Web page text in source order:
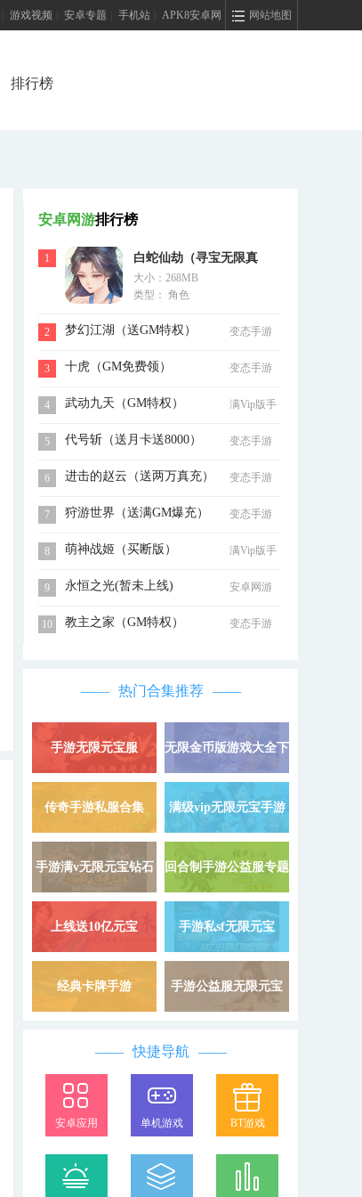
网站地图
游戏视频 安卓专题 手机站 APK8安卓网
排行榜
安卓网游排行榜
1
白蛇仙劫（寻宝无限真
充）
大小：268MB
类型： 角色
2 梦幻江湖（送GM特权） 变态手游
3 十虎（GM免费领） 变态手游
4 武动九天（GM特权）
满Vip版手
5
代号斩（送月卡送8000） 变态手游
6 进击的赵云（送两万真充） 变态手游
7 狩游世界（送满GM爆充） 变态手游
8 萌神战姬（买断版）
满Vip版手
9
永恒之光(暂未上线) 安卓网游
10 教主之家（GM特权） 变态手游
热门合集推荐
手游无限元宝服
9999999
详情 »
无限金币版游戏大全下
载
传奇手游私服合集 详情 »
满级vip无限元宝手游
手游满v无限元宝钻石 详情 »
回合制手游公益服专题
上线送10亿元宝 详情 »
手游私sf无限元宝
经典卡牌手游 详情 »
手游公益服无限元宝
快捷导航
安卓应用 单机游戏 BT游戏